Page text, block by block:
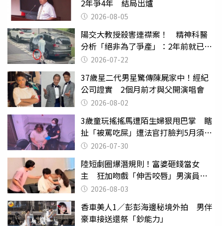
2年爭4年 結局出爐
2026-08-05
陽交大教授殺害連襟案！ 精神科醫
分析「絕非為了爭產」：2年前就已言
行詭異
2026-07-22
37歲星二代男星驚傳陳屍家中！經紀
公司證實 2個月前才與父開演唱會
2026-08-02
3歲童玩搖搖馬遭陌生婦狠甩巴掌 瞎
扯「被罵吃屎」遭法官打臉判5月須入
監 2026-07-30
陸短劇圈爆潛規則！富婆砸錢當女
主 狂加吻戲「伸舌咬唇」男演員崩
潰 2026-08-03
香車美人1／彭彭海邊秘境外拍 男伴
豪車接送還祭「鈔能力」